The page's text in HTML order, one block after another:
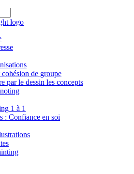
de groupe
par le dessin les concepts
1 à 1
: Confiance en soi